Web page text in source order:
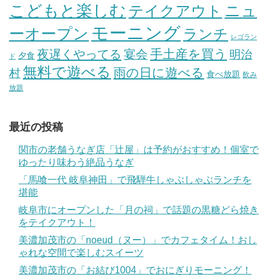
こどもと楽しむ テイクアウト ニュ
ーオープン モーニング ランチ レゴラン
ド 夕食 夜遅くやってる 宴会 手土産を買う 明治
村無料で遊べる 雨の日に遊べる 食べ放題 飲み
放題
最近の投稿
関市の老舗うなぎ店「辻屋」は予約がおすすめ！個室で
ゆったり味わう絶品うなぎ
「馬喰一代 岐阜神田」で飛騨牛しゃぶしゃぶランチを
堪能
岐阜市にオープンした「月の祠」で話題の黒糖どら焼き
をテイクアウト！
美濃加茂市の「noeud（ヌー）」でカフェタイム！おし
ゃれな空間で楽しむスイーツ
美濃加茂市の「お結び1004」でおにぎりモーニング！